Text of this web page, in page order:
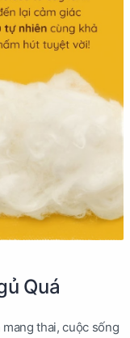
Quá
thai, cuộc sống